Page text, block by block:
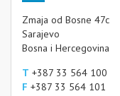
Zmaja od Bosne 47c
Sarajevo
Bosna i Hercegovina
T +387 33 564 100
F +387 33 564 101